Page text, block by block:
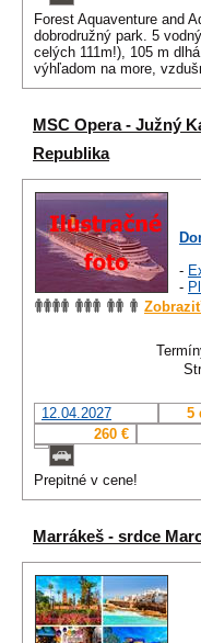
Forest Aquaventure and
dobrodružný park. 5
celých 111m!), 105 m
výhľadom na more,
MSC Opera - Južný
Republika
-
-
12.04.2027 5
260 €
Prepitné v cene!
Marrákeš - srdce